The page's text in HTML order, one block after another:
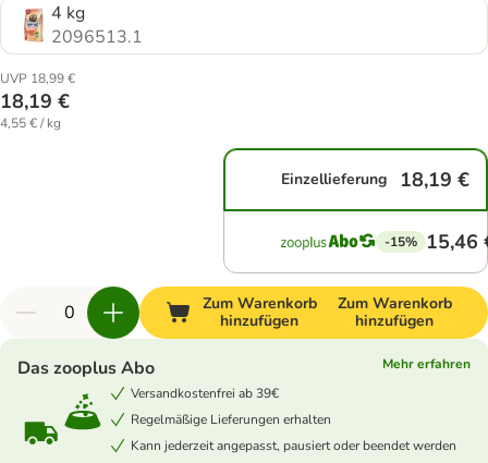
4 kg
2096513.1
UVP 18,99 €
18,19 €
4,55 € / kg
Einzellieferung 18,19 €
-15% 15,46
Zum Warenkorb
hinzufügen
Zum Warenkorb
hinzufügen
Das zooplus Abo
Mehr erfahren
Versandkostenfrei ab 39€
Regelmäßige Lieferungen erhalten
Kann jederzeit angepasst, pausiert oder beendet werden